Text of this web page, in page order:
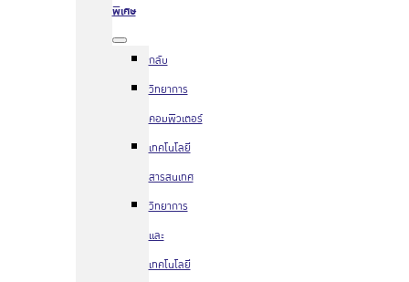
พิเศษ
กลับ
วิทยาการ
คอมพิวเตอร์
เทคโนโลยี
สารสนเทศ
วิทยาการ
และ
เทคโนโลยี